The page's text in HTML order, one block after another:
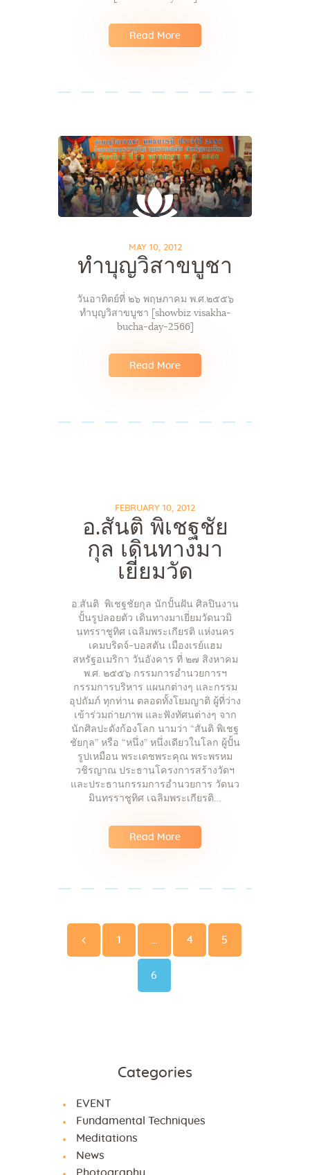
Read More
MAY 10, 2012
ทำบุญวิสาขบูชา
วันอาทิตย์ที่ ๒๖ พฤษภาคม พ.ศ.๒๕๕๖
ทำบุญวิสาขบูชา [showbiz visakha-
bucha-day-2566]
Read More
FEBRUARY 10, 2012
อ.สันติ พิเชฐชัย
กุล เดินทางมา
เยี่ยมวัด
อ.สันติ พิเชฐชัยกุล นักปั้นฝัน ศิลปินงาน
ปั้นรูปลอยตัว เดินทางมาเยี่ยมวัดนวมิ
นทรราชูทิศ เฉลิมพระเกียรติ แห่งนคร
เคมบริดจ์-บอสตัน เมืองเรย์แฮม
สหรัฐอเมริกา วันอังคาร ที่ ๒๗ สิงหาคม
พ.ศ. ๒๕๕๖ กรรมการอำนวยการฯ
กรรมการบริหาร แผนกต่างๆ และกรรม
อุปถัมภ์ ทุกท่าน ตลอดทั้งโยมญาติ ผู้ที่ว่าง
เข้าร่วมถ่ายภาพ และฟังทัศนต่างๆ จาก
นักศิลปะดังก้องโลก นามว่า “สันติ พิเชฐ
ชัยกุล” หรือ “หนึ่ง” หนึ่งเดียวในโลก ผู้ปั้น
รูปเหมือน พระเดชพระคุณ พระพรหม
วชิรญาณ ประธานโครงการสร้างวัดฯ
และประธานกรรมการอำนวยการ วัดนว
มินทรราชูทิศ เฉลิมพระเกียรติ…
Read More
navigation
1
…
4
5
6
Categories
EVENT
Fundamental Techniques
Meditations
News
Photography